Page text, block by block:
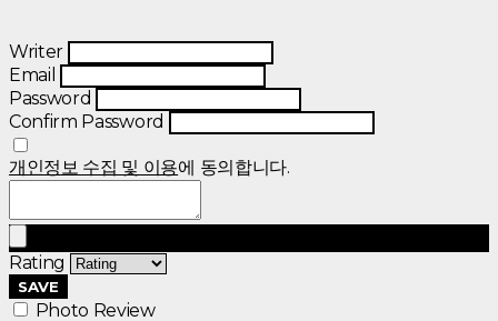
Writer
Email
Password
Confirm Password
개인정보 수집 및 이용에 동의합니다.
Rating
SAVE
Photo Review